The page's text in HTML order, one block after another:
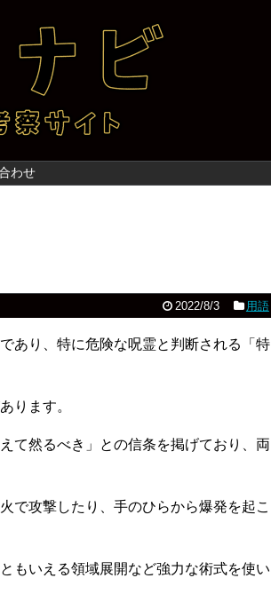
わせ
2022/8/3 用語
あり、特に危険な呪霊と判断される「特
ります。
て然るべき」との信条を掲げており、両
で攻撃したり、手のひらから爆発を起こ
もいえる領域展開など強力な術式を使い